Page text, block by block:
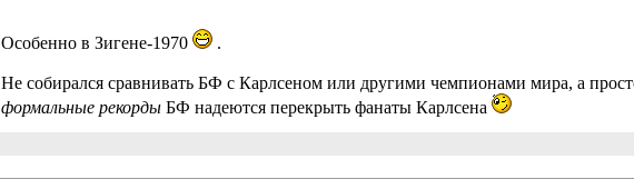
Особенно в Зигене-1970 .
Не собирался сравнивать БФ с Карлсеном или другими чемпионами мира, а
формальные рекорды БФ надеются перекрыть фанаты Карлсена